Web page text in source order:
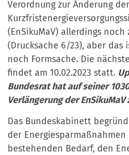
Verordnung zur Änderung der
(EnSikuMaV) allerdings noch
(Drucksache 6/23), aber
noch Formsache. Die
findet am 10.02.2023 statt.
Bundesrat hat auf seiner
Verlängerung der
Das Bundeskabinett
der
bestehenden Bedarf, den